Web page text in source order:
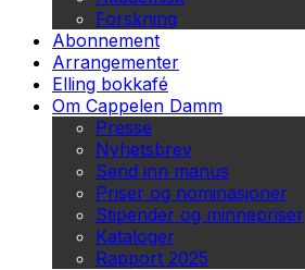
Forskning
Abonnement
Arrangementer
Elling bokkafé
Om Cappelen Damm
Presse
Nyhetsbrev
Send inn manus
Priser og nominasjoner
Stipender og minnepriser
Kataloger
Rapport 2025